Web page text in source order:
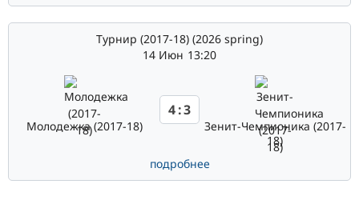
Турнир (2017-18) (2026 spring)
14 Июн 13:20
Молодежка (2017-18)
4:3
Зенит-Чемпионика (2017-
18)
подробнее